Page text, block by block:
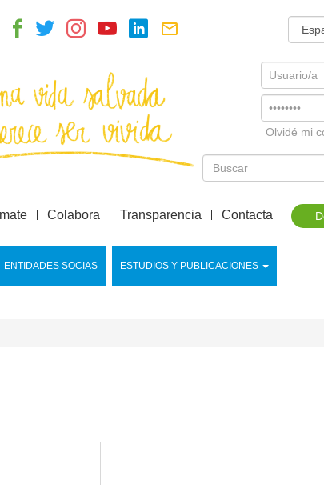
Username
Olvidé mi
ENTIDADES SOCIAS ESTUDIOS Y PUBLICACIONES
Colabora Transparencia Contacta